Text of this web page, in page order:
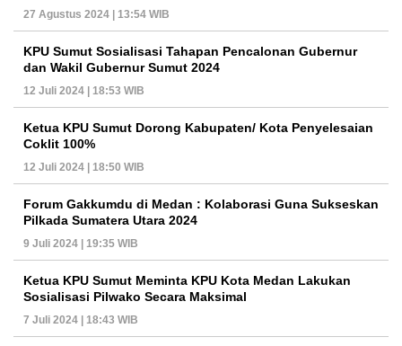
27 Agustus 2024 | 13:54 WIB
KPU Sumut Sosialisasi Tahapan Pencalonan Gubernur
dan Wakil Gubernur Sumut 2024
12 Juli 2024 | 18:53 WIB
Ketua KPU Sumut Dorong Kabupaten/ Kota Penyelesaian
Coklit 100%
12 Juli 2024 | 18:50 WIB
Forum Gakkumdu di Medan : Kolaborasi Guna Sukseskan
Pilkada Sumatera Utara 2024
9 Juli 2024 | 19:35 WIB
Ketua KPU Sumut Meminta KPU Kota Medan Lakukan
Sosialisasi Pilwako Secara Maksimal
7 Juli 2024 | 18:43 WIB